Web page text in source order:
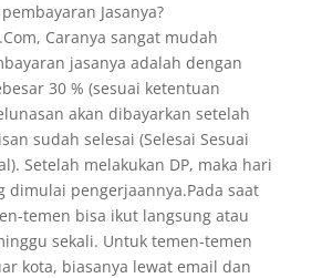
Jasanya?
Caranya sangat mudah
jasanya adalah dengan
30 % (sesuai ketentuan
akan dibayarkan setelah
sudah selesai (Selesai Sesuai
Setelah melakukan DP, maka hari
dimulai pengerjaannya.Pada saat
temen bisa ikut langsung atau
sekali. Untuk temen-temen
kota, biasanya lewat email dan